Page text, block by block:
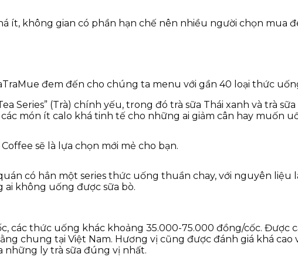
ít, không gian có phần hạn chế nên nhiều người chọn mua
đem đến cho chúng ta menu với gần 40 loại thức
Series” (Trà) chính yếu, trong đó trà sữa Thái xanh và trà
món ít calo khá tinh tế cho những ai giảm cân hay muốn
sẽ là lựa chọn mới mẻ cho bạn.
có hẳn một series thức uống thuần chay, với nguyên liệu
không uống được sữa bò.
các thức uống khác khoảng 35.000-75.000 đồng/cốc. Được
chung tại Việt Nam. Hương vị cũng được đánh giá khá cao
những ly trà sữa đúng vị nhất.